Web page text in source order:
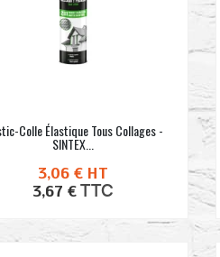
Colle Élastique Tous Collages -
SINTEX...
3,06 € HT
3,67 € TTC